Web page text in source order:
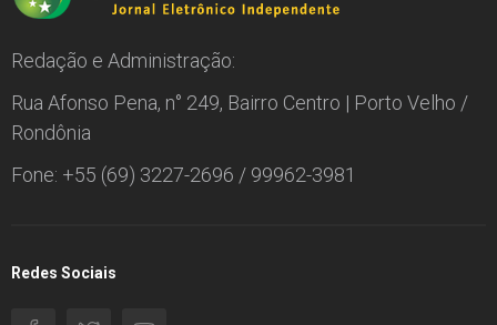
Redação e Administração:
Rua Afonso Pena, n° 249, Bairro Centro | Porto Velho /
Rondônia
Fone: +55 (69) 3227-2696 / 99962-3981
Redes Sociais